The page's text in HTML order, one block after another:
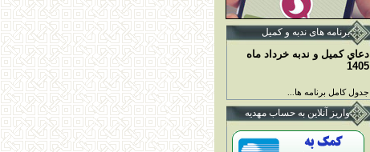
برنامه های ندبه و کمیل
دعاي کميل و ندبه خرداد ماه
1405
جدول کامل برنامه ها...
واريز آنلاين به حساب مهديه